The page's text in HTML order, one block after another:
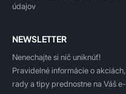
údajov
NEWSLETTER
Nenechajte si nič uniknúť!
Pravidelné informácie o akciách,
rady a tipy prednostne na Váš e-